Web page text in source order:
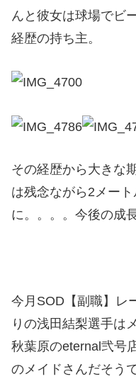
んと彼女は球場でビ
経歴の持ち主。
その経歴から大きな
は残念ながら2メー
に。。。。今後の成
今月SOD【副職】レ
りの浅田結梨選手は
秋葉原のeternal弐号
のメイドさんだそうで